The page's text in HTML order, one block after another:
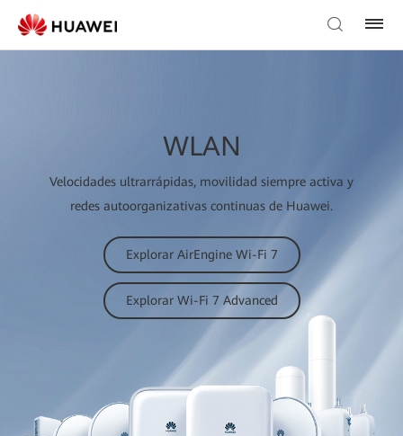
WLAN
Velocidades ultrarrápidas, movilidad siempre activa y
redes autoorganizativas continuas de Huawei.
Explorar AirEngine Wi-Fi 7
Explorar Wi-Fi 7 Advanced